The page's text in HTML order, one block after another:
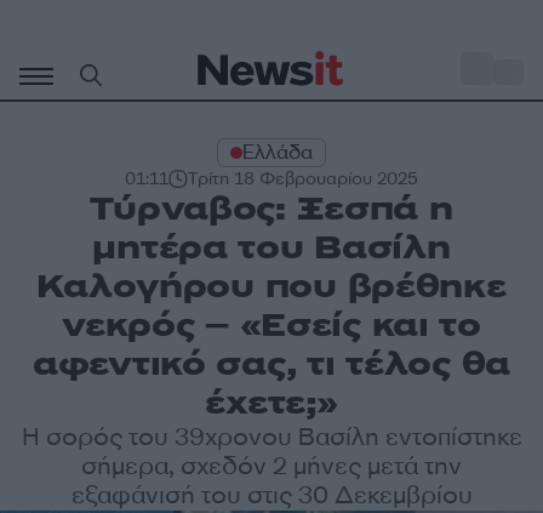
περιεχόμενο
Ελλάδα
01:11 Τρίτη 18 Φεβρουαρίου 2025
Τύρναβος: Ξεσπά η
μητέρα του Βασίλη
Καλογήρου που βρέθηκε
νεκρός – «Εσείς και το
αφεντικό σας, τι τέλος θα
έχετε;»
Η σορός του 39χρονου Βασίλη εντοπίστηκε
σήμερα, σχεδόν 2 μήνες μετά την
εξαφάνισή του στις 30 Δεκεμβρίου